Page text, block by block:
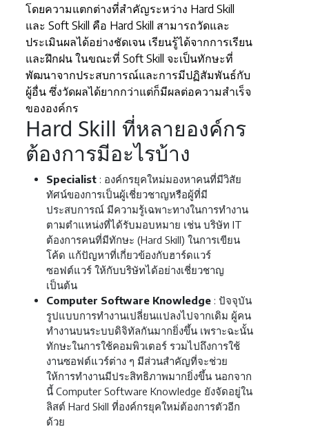
โดยความแตกต่างที่สำคัญระหว่าง Hard Skill
และ Soft Skill คือ Hard Skill สามารถวัดและ
ประเมินผลได้อย่างชัดเจน เรียนรู้ได้จากการเรียน
และฝึกฝน ในขณะที่ Soft Skill จะเป็นทักษะที่
พัฒนาจากประสบการณ์และการมีปฏิสัมพันธ์กับ
ผู้อื่น ซึ่งวัดผลได้ยากกว่าแต่ก็มีผลต่อความสำเร็จ
ขององค์กร
Hard Skill ที่หลายองค์กร
ต้องการมีอะไรบ้าง
Specialist : องค์กรยุคใหม่มองหาคนที่มีวิสัย
ทัศน์ของการเป็นผู้เชี่ยวชาญหรือผู้ที่มี
ประสบการณ์ มีความรู้เฉพาะทางในการทำงาน
ตามตำแหน่งที่ได้รับมอบหมาย เช่น บริษัท IT
ต้องการคนที่มีทักษะ (Hard Skill) ในการเขียน
โค้ด แก้ปัญหาที่เกี่ยวข้องกับฮาร์ดแวร์
ซอฟต์แวร์ ให้กับบริษัทได้อย่างเชี่ยวชาญ
เป็นต้น
Computer Software Knowledge : ปัจจุบัน
รูปแบบการทำงานเปลี่ยนแปลงไปจากเดิม ผู้คน
ทำงานบนระบบดิจิทัลกันมากยิ่งขึ้น เพราะฉะนั้น
ทักษะในการใช้คอมพิวเตอร์ รวมไปถึงการใช้
งานซอฟต์แวร์ต่าง ๆ มีส่วนสำคัญที่จะช่วย
ให้การทำงานมีประสิทธิภาพมากยิ่งขึ้น นอกจาก
นี้ Computer Software Knowledge ยังจัดอยู่ใน
ลิสต์ Hard Skill ที่องค์กรยุคใหม่ต้องการตัวอีก
ด้วย